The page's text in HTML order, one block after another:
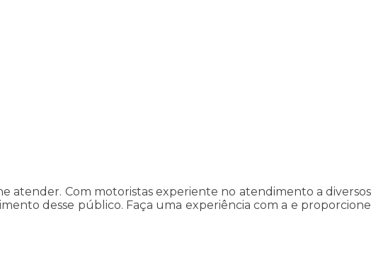
atender. Com motoristas experiente no atendimento a diversos
desse público. Faça uma experiência com a e proporcione